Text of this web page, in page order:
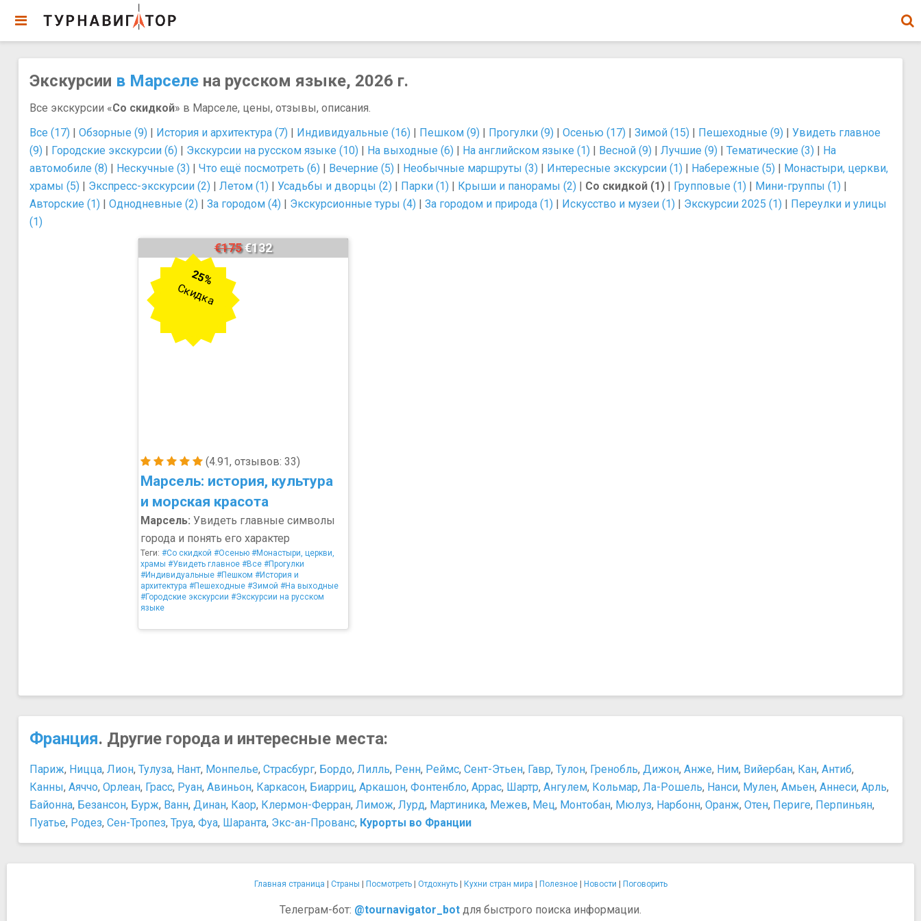
Экскурсии в Марселе на русском языке, 2026 г.
Все экскурсии «Со скидкой» в Марселе, цены, отзывы, описания.
Все (17) | Обзорные (9) | История и архитектура (7) | Индивидуальные (16) | Пешком (9) | Прогулки (9) | Осенью (17) | Зимой (15) | Пешеходные (9) | Увидеть главное
(9) | Городские экскурсии (6) | Экскурсии на русском языке (10) | На выходные (6) | На английском языке (1) | Весной (9) | Лучшие (9) | Тематические (3) | На
автомобиле (8) | Нескучные (3) | Что ещё посмотреть (6) | Вечерние (5) | Необычные маршруты (3) | Интересные экскурсии (1) | Набережные (5) | Монастыри, церкви,
храмы (5) | Экспресс-экскурсии (2) | Летом (1) | Усадьбы и дворцы (2) | Парки (1) | Крыши и панорамы (2) | Со скидкой (1) | Групповые (1) | Мини-группы (1) |
Авторские (1) | Однодневные (2) | За городом (4) | Экскурсионные туры (4) | За городом и природа (1) | Искусство и музеи (1) | Экскурсии 2025 (1) | Переулки и улицы
(1)
(4.91, отзывов: 33)
Марсель: история, культура
и морская красота
€175€132
25%
Скидка
Марсель: Увидеть главные символы
города и понять его характер
Теги: #Со скидкой #Осенью #Монастыри, церкви,
храмы #Увидеть главное #Все #Прогулки
#Индивидуальные #Пешком #История и
архитектура #Пешеходные #Зимой #На выходные
#Городские экскурсии #Экскурсии на русском
языке
Франция. Другие города и интересные места:
Париж, Ницца, Лион, Тулуза, Нант, Монпелье, Страсбург, Бордо, Лилль, Ренн, Реймс, Сент-Этьен, Гавр, Тулон, Гренобль, Дижон, Анже, Ним, Вийербан, Кан, Антиб,
Канны, Аяччо, Орлеан, Грасс, Руан, Авиньон, Каркасон, Биарриц, Аркашон, Фонтенбло, Аррас, Шартр, Ангулем, Кольмар, Ла-Рошель, Нанси, Мулен, Амьен, Аннеси, Арль,
Байонна, Безансон, Бурж, Ванн, Динан, Каор, Клермон-Ферран, Лимож, Лурд, Мартиника, Межев, Мец, Монтобан, Мюлуз, Нарбонн, Оранж, Отен, Периге, Перпиньян,
Пуатье, Родез, Сен-Тропез, Труа, Фуа, Шаранта, Экс-ан-Прованс, Курорты во Франции
Главная страница Страны Посмотреть| Отдохнуть| Кухни стран мира Полезное| Новости Поговорить
Телеграм-бот: @tournavigator_bot для быстрого поиска информации.